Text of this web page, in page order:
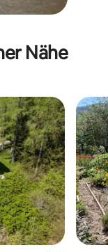
Nähe
Bewertungen